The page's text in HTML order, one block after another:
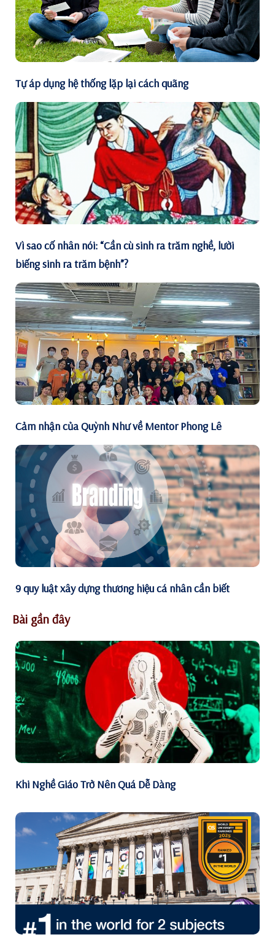
Tự áp dụng hệ thống lặp lại cách quãng
Vì sao cố nhân nói: “Cần cù sinh ra trăm nghề, lười
biếng sinh ra trăm bệnh”?
Cảm nhận của Quỳnh Như về Mentor Phong Lê
9 quy luật xây dựng thương hiệu cá nhân cần biết
Bài gần đây
Khi Nghề Giáo Trở Nên Quá Dễ Dàng